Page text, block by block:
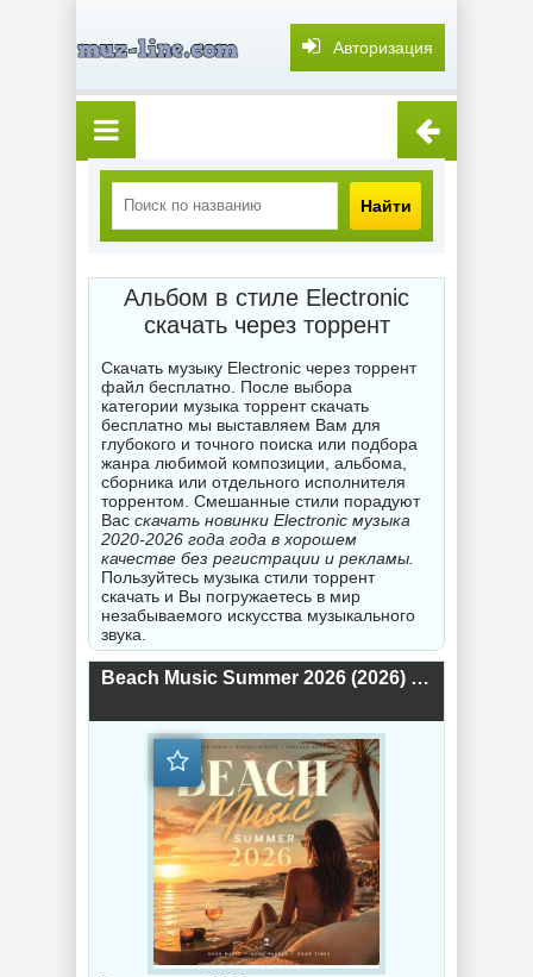
Авторизация
Найти
Альбом в стиле Electronic
скачать через торрент
Скачать музыку Electronic через торрент
файл бесплатно. После выбора
категории музыка торрент скачать
бесплатно мы выставляем Вам для
глубокого и точного поиска или подбора
жанра любимой композиции, альбома,
сборника или отдельного исполнителя
торрентом. Смешанные стили порадуют
Вас скачать новинки Electronic музыка
2020-2026 года года в хорошем
качестве без регистрации и рекламы.
Пользуйтесь музыка стили торрент
скачать и Вы погружаетесь в мир
незабываемого искусства музыкального
звука.
Beach Music Summer 2026 (2026) торрент